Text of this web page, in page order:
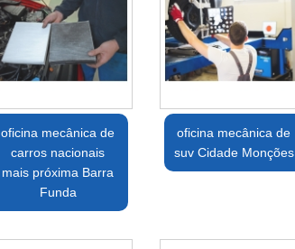
oficina mecânica de
carros nacionais
mais próxima Barra
Funda
oficina mecânica de
suv Cidade Monções